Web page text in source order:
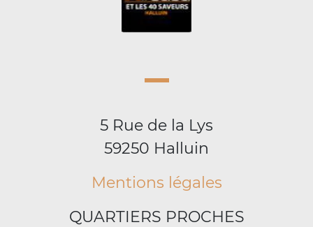
5 Rue de la Lys
59250 Halluin
Mentions légales
QUARTIERS PROCHES